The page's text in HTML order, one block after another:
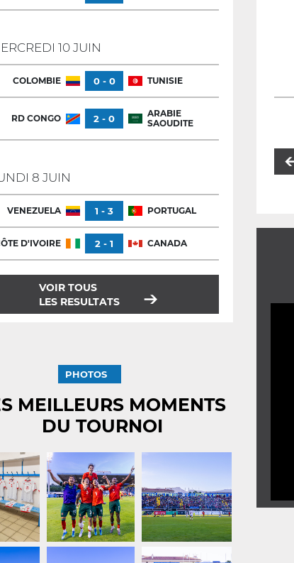
10 JUIN
COLOMBIE 0 - 0 TUNISIE
RD CONGO 2 - 0
ARABIE
SAOUDITE
8 JUIN
VENEZUELA 1 - 3 PORTUGAL
D'IVOIRE 2 - 1 CANADA
VOIR TOUS
LES RESULTATS
PHOTOS
MEILLEURS MOMENTS
DU TOURNOI